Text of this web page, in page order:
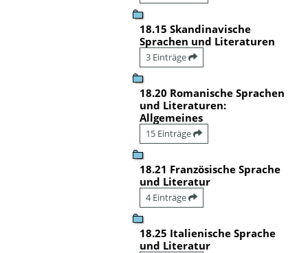
18.15 Skandinavische
Sprachen und Literaturen
3 Einträge
18.20 Romanische Sprachen
und Literaturen:
Allgemeines
15 Einträge
18.21 Französische Sprache
und Literatur
4 Einträge
18.25 Italienische Sprache
und Literatur